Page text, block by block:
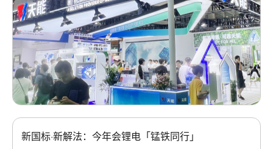
新国标·新解法：今年会锂电「锰铁同行」